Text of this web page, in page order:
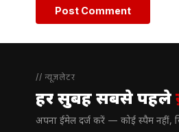
// न्यूज़लेटर
हर सुबह सबसे पहले
अपना ईमेल दर्ज करें — कोई स्पैम नहीं,